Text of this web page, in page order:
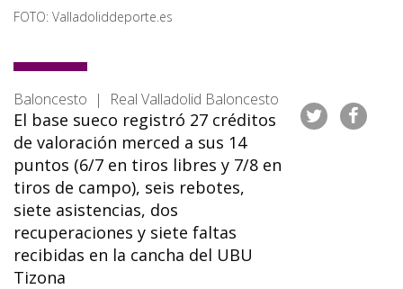
FOTO: Valladoliddeporte.es
Baloncesto | Real Valladolid Baloncesto
El base sueco registró 27 créditos
de valoración merced a sus 14
puntos (6/7 en tiros libres y 7/8 en
tiros de campo), seis rebotes,
siete asistencias, dos
recuperaciones y siete faltas
recibidas en la cancha del UBU
Tizona